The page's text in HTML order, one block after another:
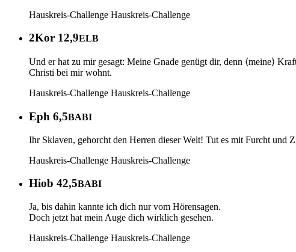
Hauskreis-Challenge Hauskreis-Challenge
2Kor 12,9ELB
Und er hat zu mir gesagt: Meine Gnade genügt dir, denn ⟨meine⟩
Christi bei mir wohnt.
Hauskreis-Challenge Hauskreis-Challenge
Eph 6,5BABI
Ihr Sklaven, gehorcht den Herren dieser Welt! Tut es mit Furcht und
Hauskreis-Challenge Hauskreis-Challenge
Hiob 42,5BABI
Ja, bis dahin kannte ich dich nur vom Hörensagen.
Doch jetzt hat mein Auge dich wirklich gesehen.
Hauskreis-Challenge Hauskreis-Challenge